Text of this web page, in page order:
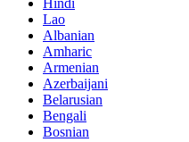
Hindi
Lao
Albanian
Amharic
Armenian
Azerbaijani
Belarusian
Bengali
Bosnian